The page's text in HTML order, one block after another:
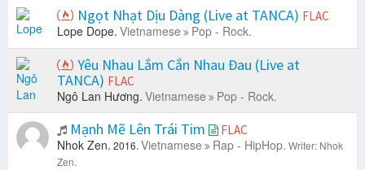
Ngọt Nhạt Dịu Dàng (Live at TANCA) FLAC
Lope Dope. Vietnamese Pop - Rock.
Yêu Nhau Lắm Cắn Nhau Đau (Live at
TANCA) FLAC
Ngô Lan Hương. Vietnamese Pop - Rock.
Mạnh Mẽ Lên Trái Tim FLAC
Nhok Zen. 2016. Vietnamese Rap - HipHop. Writer: Nhok
Zen.